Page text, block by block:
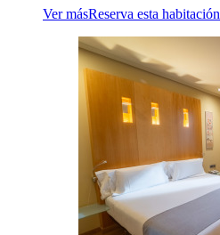
Ver másReserva esta habitación